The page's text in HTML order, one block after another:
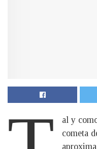
al y
cometa